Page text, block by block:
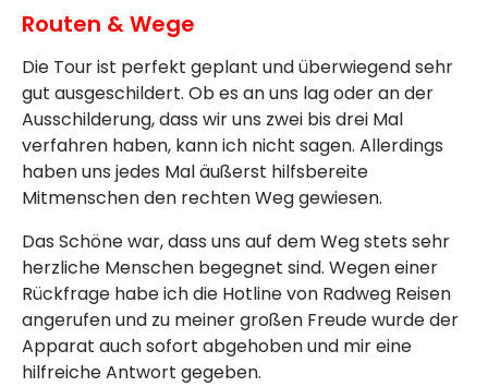
Routen & Wege
Die Tour ist perfekt geplant und überwiegend sehr
gut ausgeschildert. Ob es an uns lag oder an der
Ausschilderung, dass wir uns zwei bis drei Mal
verfahren haben, kann ich nicht sagen. Allerdings
haben uns jedes Mal äußerst hilfsbereite
Mitmenschen den rechten Weg gewiesen.
Das Schöne war, dass uns auf dem Weg stets sehr
herzliche Menschen begegnet sind. Wegen einer
Rückfrage habe ich die Hotline von Radweg Reisen
angerufen und zu meiner großen Freude wurde der
Apparat auch sofort abgehoben und mir eine
hilfreiche Antwort gegeben.